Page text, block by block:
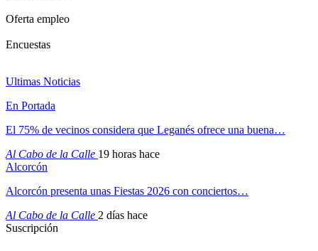
Oferta empleo
Encuestas
Ultimas Noticias
En Portada
El 75% de vecinos considera que Leganés ofrece una buena…
Al Cabo de la Calle 19 horas hace
Alcorcón
Alcorcón presenta unas Fiestas 2026 con conciertos…
Al Cabo de la Calle 2 días hace
Suscripción